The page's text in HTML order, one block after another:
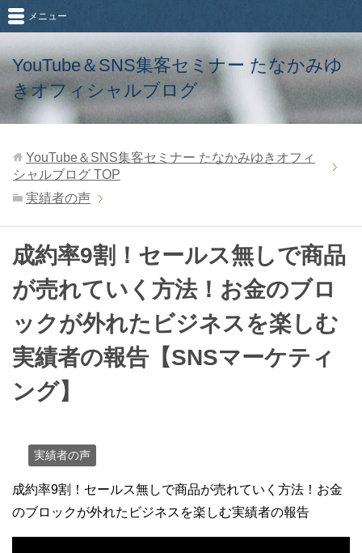
YouTube＆SNS集客セミナー たなかみゆ
きオフィシャルブログ
メニュー
YouTube＆SNS集客セミナー たなかみゆきオフィ
シャルブログ TOP
実績者の声
成約率9割！セールス無しで商品
が売れていく方法！お金のブロ
ックが外れたビジネスを楽しむ
実績者の報告【SNSマーケティ
ング】
実績者の声
成約率9割！セールス無しで商品が売れていく方法！お金
のブロックが外れたビジネスを楽しむ実績者の報告